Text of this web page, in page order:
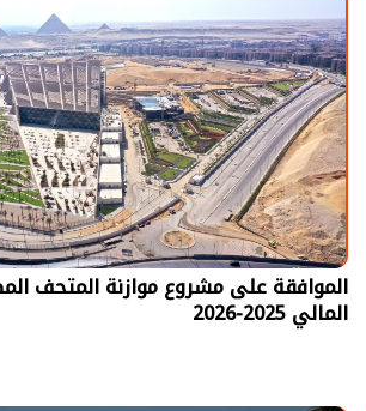
الموافقة على مشروع موازنة المتحف
المالي 2025-2026